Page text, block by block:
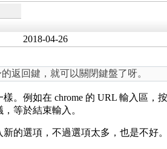
2018-04-26
返回鍵，就可以關閉鍵盤了呀。
。例如在 chrome 的 URL 輸入區，
等於結束輸入。
的選項，不過選項太多，也是不好